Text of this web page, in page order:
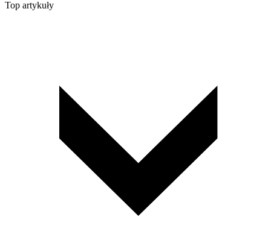
Top artykuły